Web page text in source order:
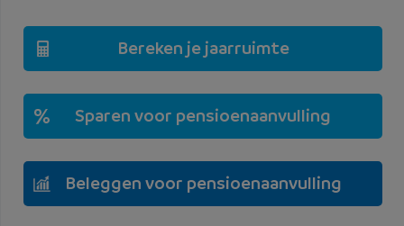
Bereken je jaarruimte
Sparen voor pensioenaanvulling
Beleggen voor pensioenaanvulling